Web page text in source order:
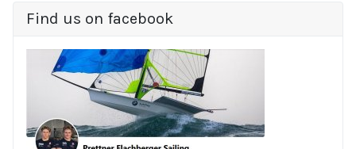
Find us on facebook